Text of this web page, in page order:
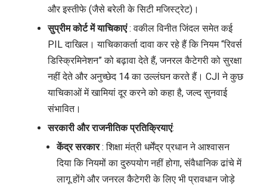
और इस्तीफे (जैसे बरेली के सिटी मजिस्ट्रेट)।
सुप्रीम कोर्ट में याचिकाएं: वकील विनीत जिंदल समेत कई
PIL दाखिल। याचिकाकर्ता दावा कर रहे हैं कि नियम “रिवर्स
डिस्क्रिमिनेशन” को बढ़ावा देते हैं, जनरल कैटेगरी को सुरक्षा
नहीं देते और अनुच्छेद 14 का उल्लंघन करते हैं। CJI ने कुछ
याचिकाओं में खामियां दूर करने को कहा है, जल्द सुनवाई
संभावित।
सरकारी और राजनीतिक प्रतिक्रियाएं:
केंद्र सरकार: शिक्षा मंत्री धर्मेंद्र प्रधान ने आश्वासन
दिया कि नियमों का दुरुपयोग नहीं होगा, संवैधानिक ढांचे में
लागू होंगे और जनरल कैटेगरी के लिए भी प्रावधान जोड़े